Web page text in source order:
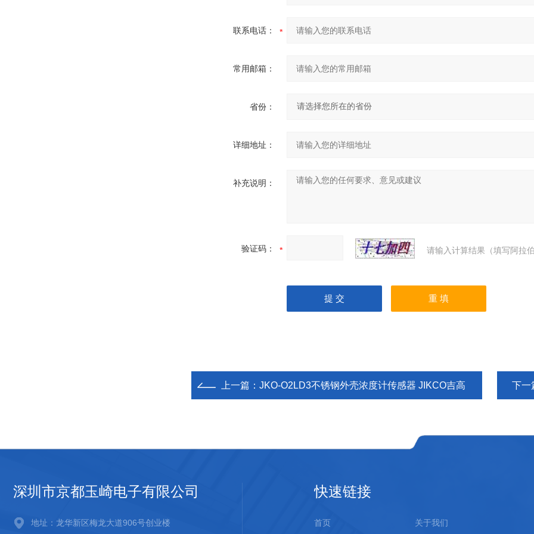
联系电话：
常用邮箱：
省份：
详细地址：
补充说明：
验证码： 请输入计算结果（填写阿拉
上一篇： JKO-O2LD3不锈钢外壳浓度计传感器 JIKCO吉高 下一
深圳市京都玉崎电子有限公司
地址：龙华新区梅龙大道906号创业楼
快速链接
首页 关于我们